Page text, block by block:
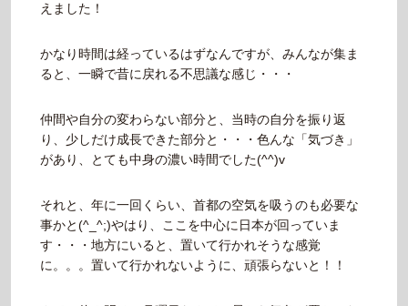
えました！
かなり時間は経っているはずなんですが、みんなが集ま
ると、一瞬で昔に戻れる不思議な感じ・・・
仲間や自分の変わらない部分と、当時の自分を振り返
り、少しだけ成長できた部分と・・・色んな「気づき」
があり、とても中身の濃い時間でした(^^)v
それと、年に一回くらい、首都の空気を吸うのも必要な
事かと(^_^;)やはり、ここを中心に日本が回っていま
す・・・地方にいると、置いて行かれそうな感覚
に。。。置いて行かれないように、頑張らないと！！